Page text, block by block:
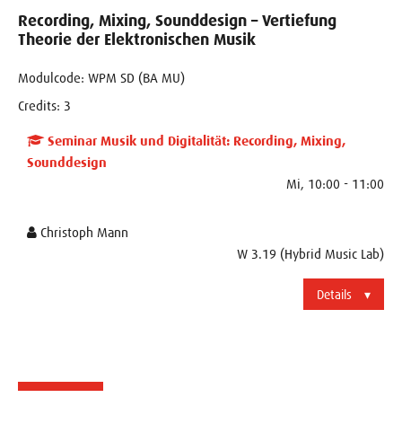
Recording, Mixing, Sounddesign – Vertiefung
Theorie der Elektronischen Musik
Modulcode: WPM SD (BA MU)
Credits: 3
Seminar Musik und Digitalität: Recording, Mixing,
Sounddesign
Mi, 10:00 - 11:00
Christoph Mann
W 3.19 (Hybrid Music Lab)
Details